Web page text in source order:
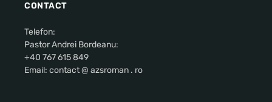
CONTACT
Telefon:
Pastor Andrei Bordeanu:
+40 767 615 849
Email: contact @ azsroman . ro